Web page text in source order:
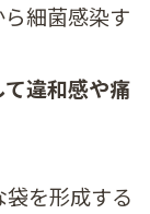
細菌感染す
違和感や痛
を形成する